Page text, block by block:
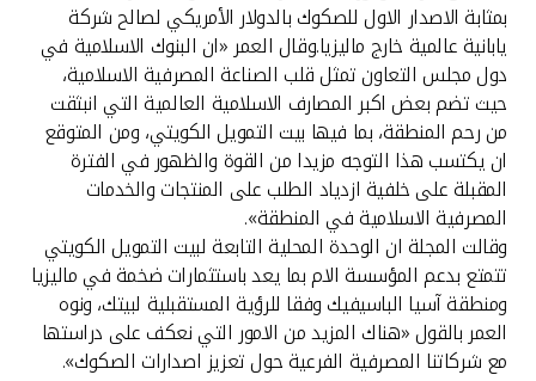
بمثابة الاصدار الاول للصكوك بالدولار الأمريكي لصالح شركة
يابانية عالمية خارج ماليزيا.وقال العمر «ان البنوك الاسلامية في
دول مجلس التعاون تمثل قلب الصناعة المصرفية الاسلامية،
حيث تضم بعض اكبر المصارف الاسلامية العالمية التي انبثقت
من رحم المنطقة، بما فيها بيت التمويل الكويتي، ومن المتوقع
ان يكتسب هذا التوجه مزيدا من القوة والظهور في الفترة
المقبلة على خلفية ازدياد الطلب على المنتجات والخدمات
المصرفية الاسلامية في المنطقة».
وقالت المجلة ان الوحدة المحلية التابعة لبيت التمويل الكويتي
تتمتع بدعم المؤسسة الام بما يعد باستثمارات ضخمة في ماليزيا
ومنطقة آسيا الباسيفيك وفقا للرؤية المستقبلية لبيتك، ونوه
العمر بالقول «هناك المزيد من الامور التي نعكف على دراستها
مع شركاتنا المصرفية الفرعية حول تعزيز اصدارات الصكوك».